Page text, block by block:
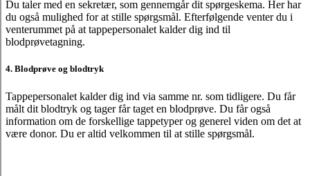
Du taler med en sekretær, som gennemgår dit spørgeskema. Her har
du også mulighed for at stille spørgsmål. Efterfølgende venter du i
venterummet på at tappepersonalet kalder dig ind til
blodprøvetagning.
4. Blodprøve og blodtryk
Tappepersonalet kalder dig ind via samme nr. som tidligere. Du får
målt dit blodtryk og tager får taget en blodprøve. Du får også
information om de forskellige tappetyper og generel viden om det at
være donor. Du er altid velkommen til at stille spørgsmål.